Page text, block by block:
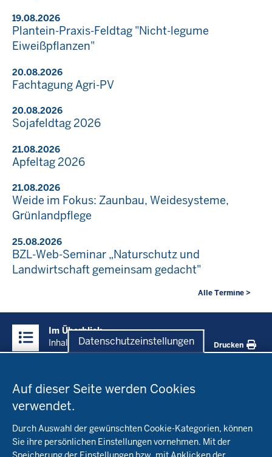
Datenschutzeinstellungen
Auf dieser Seite werden Cookies
verwendet.
Durch Auswahl der gewünschten Cookie-Kategorien, können
Sie ihre persönlichen Einstellungen vornehmen. Mit der
19.08.2026
Plantein-Praxis-Feldtag "Nicht-legume
Eiweißpflanzen"
20.08.2026
Fachtagung Agri-PV
20.08.2026
Sojafeldtag 2026
21.08.2026
Apfeltag 2026
21.08.2026
Weide im Fokus: Zaunbau, Weidesysteme,
Grünlandpflege
25.08.2026
BZL-Web-Seminar „Naturschutz und
Landwirtschaft gemeinsam gedacht"
Alle Termine >
Inhalte
Im Überblick
Inhalt
Drucken
in
der
Fachinfo
Öko-Modellregionen NRW
Beratung